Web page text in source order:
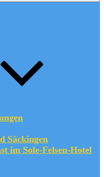
Säckingen
im Sole-Felsen-Hotel